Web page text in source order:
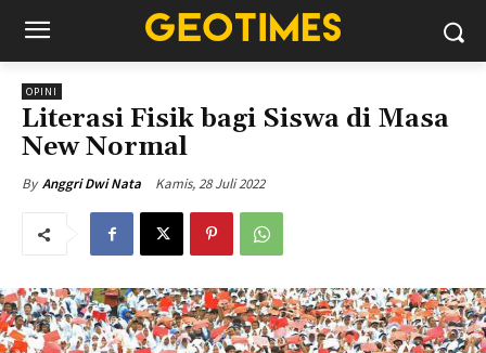
OPINI
Literasi Fisik bagi Siswa di Masa
New Normal
By Anggri Dwi Nata Kamis, 28 Juli 2022